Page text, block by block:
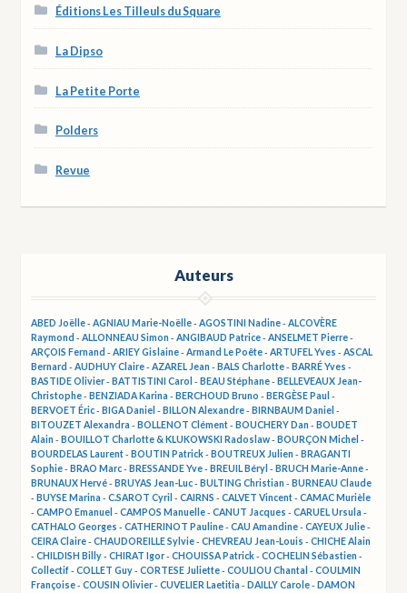
Éditions Les Tilleuls du Square
La Dipso
La Petite Porte
Polders
Revue
Auteurs
ABED Joëlle-AGNIAU Marie-Noëlle-AGOSTINI Nadine-ALCOVÈRE
Raymond -ALLONNEAU Simon -ANGIBAUD Patrice-ANSELMET Pierre-
ARÇOIS Fernand -ARIEY Gislaine-Armand Le Poête-ARTUFEL Yves -ASCAL
Bernard -AUDHUY Claire-AZAREL Jean -BALS Charlotte-BARRÉ Yves -
BASTIDE Olivier-BATTISTINI Carol -BEAU Stéphane-BELLEVEAUX Jean-
Christophe-BENZIADA Karina -BERCHOUD Bruno -BERGÈSE Paul -
BERVOET Éric-BIGA Daniel -BILLON Alexandre-BIRNBAUM Daniel -
BITOUZET Alexandra -BOLLENOT Clément-BOUCHERY Dan -BOUDET
Alain -BOUILLOT Charlotte & KLUKOWSKI Radoslaw-BOURÇON Michel -
BOURDELAS Laurent-BOUTIN Patrick-BOUTREUX Julien -BRAGANTI
Sophie-BRAO Marc-BRESSANDE Yve-BREUIL Béryl -BRUCH Marie-Anne-
BRUNAUX Hervé-BRUYAS Jean-Luc-BULTING Christian -BURNEAU Claude
-BUYSE Marina -C.SAROT Cyril -CAIRNS -CALVET Vincent-CAMAC Murièle
-CAMPO Emanuel -CAMPOS Manuelle-CANUT Jacques -CARUEL Ursula -
CATHALO Georges -CATHERINOT Pauline-CAU Amandine-CAYEUX Julie-
CEIRA Claire-CHAUDOREILLE Sylvie-CHEVREAU Jean-Louis -CHICHE Alain
-CHILDISH Billy-CHIRAT Igor-CHOUISSA Patrick-COCHELIN Sébastien -
Collectif-COLLET Guy-CORTESE Juliette-COULIOU Chantal -COULMIN
Françoise-COUSIN Olivier-CUVELIER Laetitia -DAILLY Carole-DAMON